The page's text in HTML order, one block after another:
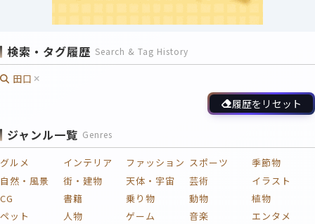
検索・タグ履歴 Search & Tag History
田口
履歴をリセット
ジャンル一覧 Genres
グルメ インテリア ファッション スポーツ
季節物
自然・風景
街・建物 天体・宇宙 芸術
イラスト
CG
書籍 乗り物 動物
植物
ペット
人物 ゲーム 音楽
エンタメ